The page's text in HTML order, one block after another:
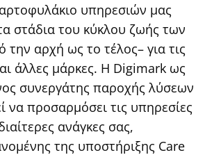
υπηρεσιών μας
στάδια του κύκλου ζωής των
αρχή ως το τέλος– για τις
άλλες μάρκες. Η Digimark ως
συνεργάτης παροχής λύσεων
να προσαρμόσει τις υπηρεσίες
ανάγκες σας,
της υποστήριξης Care